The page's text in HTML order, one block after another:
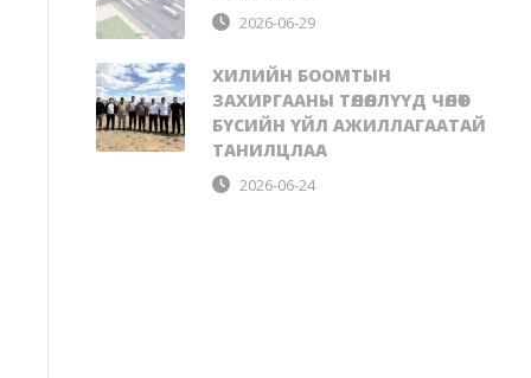
2026-06-29
ХИЛИЙН БООМТЫН
ЗАХИРГААНЫ ТӨЛӨӨЛЛҮҮД ЧӨЛӨӨТ
БҮСИЙН ҮЙЛ АЖИЛЛАГААТАЙ
ТАНИЛЦЛАА
2026-06-24